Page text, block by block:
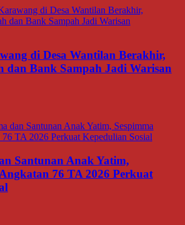
di Desa Wantilan Berakhir,
dan Bank Sampah Jadi Warisan
Santunan Anak Yatim,
76 TA 2026 Perkuat